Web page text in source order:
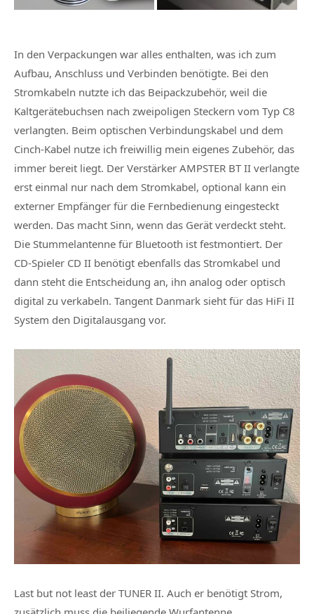
In den Verpackungen war alles enthalten, was ich zum
Aufbau, Anschluss und Verbinden benötigte. Bei den
Stromkabeln nutzte ich das Beipackzubehör, weil die
Kaltgerätebuchsen nach zweipoligen Steckern vom Typ C8
verlangten. Beim optischen Verbindungskabel und dem
Cinch-Kabel nutze ich freiwillig mein eigenes Zubehör, das
immer bereit liegt. Der Verstärker AMPSTER BT II verlangte
erst einmal nur nach dem Stromkabel, optional kann ein
externer Empfänger für die Fernbedienung eingesteckt
werden. Das macht Sinn, wenn das Gerät verdeckt steht.
Die Stummelantenne für Bluetooth ist festmontiert. Der
CD-Spieler CD II benötigt ebenfalls das Stromkabel und
dann steht die Entscheidung an, ihn analog oder optisch
digital zu verkabeln. Tangent Danmark sieht für das HiFi II
System den Digitalausgang vor.
Last but not least der TUNER II. Auch er benötigt Strom,